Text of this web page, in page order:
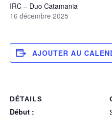
IRC – Duo Catamania
16 décembre 2025
AJOUTER AU
DÉTAILS
Début :